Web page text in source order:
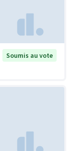
Soumis au vote